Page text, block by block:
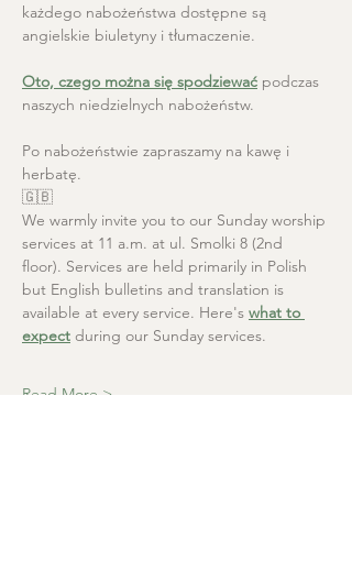
każdego nabożeństwa dostępne są
angielskie biuletyny i tłumaczenie.
Oto, czego można się spodziewać podczas
naszych niedzielnych nabożeństw.
Po nabożeństwie zapraszamy na kawę i
herbatę.
🇬🇧
We warmly invite you to our Sunday worship
services at 11 a.m. at ul. Smolki 8 (2nd
floor). Services are held primarily in Polish
but English bulletins and translation is
available at every service. Here's what to
expect during our Sunday services.
Read More >